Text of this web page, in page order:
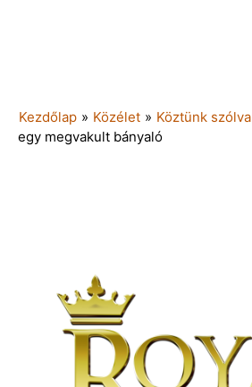
Kezdőlap » Közélet » Köztünk szólva
egy megvakult bányaló